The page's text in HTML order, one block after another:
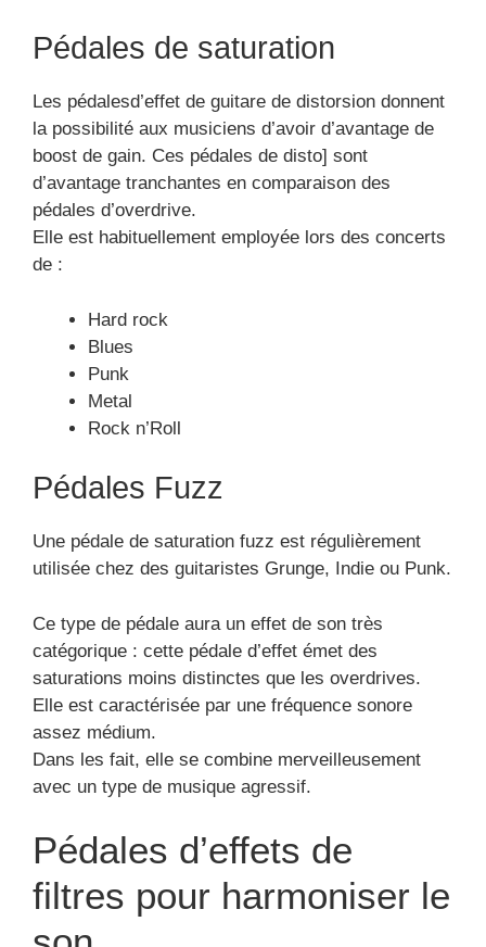
Pédales de saturation
Les pédalesd’effet de guitare de distorsion donnent
la possibilité aux musiciens d’avoir d’avantage de
boost de gain. Ces pédales de disto] sont
d’avantage tranchantes en comparaison des
pédales d’overdrive.
Elle est habituellement employée lors des concerts
de :
Hard rock
Blues
Punk
Metal
Rock n’Roll
Pédales Fuzz
Une pédale de saturation fuzz est régulièrement
utilisée chez des guitaristes Grunge, Indie ou Punk.
Ce type de pédale aura un effet de son très
catégorique : cette pédale d’effet émet des
saturations moins distinctes que les overdrives.
Elle est caractérisée par une fréquence sonore
assez médium.
Dans les fait, elle se combine merveilleusement
avec un type de musique agressif.
Pédales d’effets de
filtres pour harmoniser le